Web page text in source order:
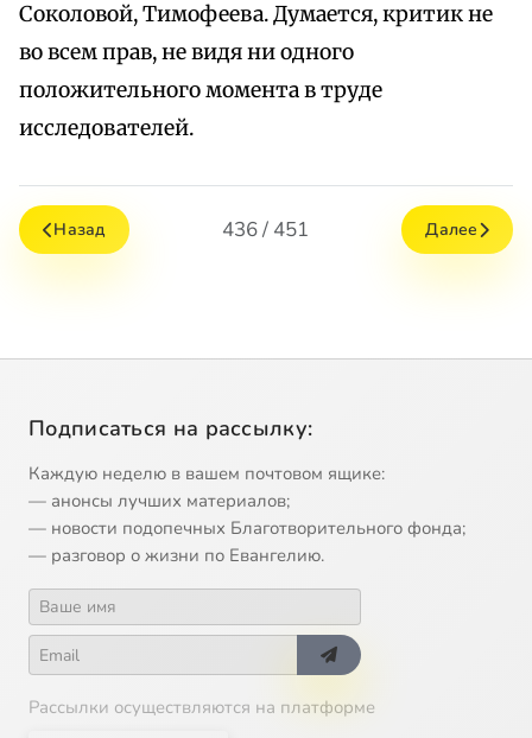
Соколовой, Тимофеева. Думается, критик не
во всем прав, не видя ни одного
положительного момента в труде
исследователей.
Назад 436 / 451 Далее
Подписаться на рассылку:
Каждую неделю в вашем почтовом ящике:
— анонсы лучших материалов;
— новости подопечных Благотворительного фонда;
— разговор о жизни по Евангелию.
Рассылки осуществляются на платформе